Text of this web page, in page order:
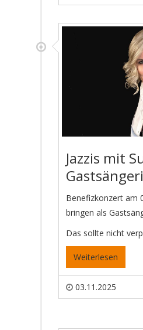
Jazzis mit
Benefizkonzert am
bringen als
Das sollte nicht
Weiterlesen
03.11.2025